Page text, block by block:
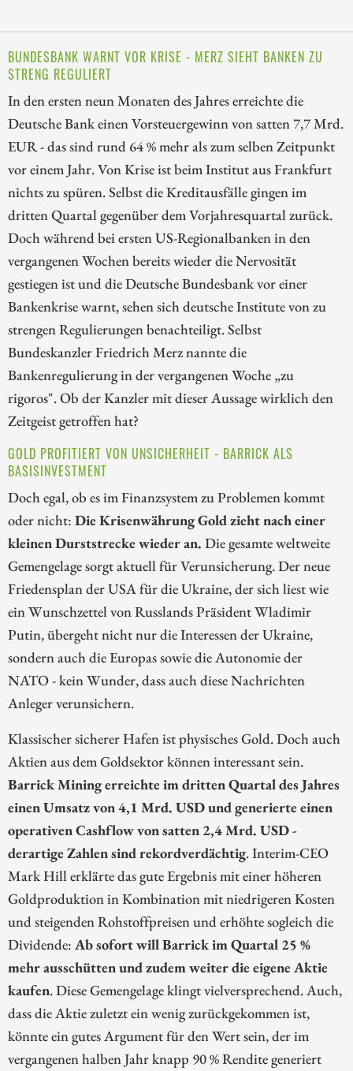
BUNDESBANK WARNT VOR KRISE - MERZ SIEHT BANKEN ZU
STRENG REGULIERT
In den ersten neun Monaten des Jahres erreichte die
Deutsche Bank einen Vorsteuergewinn von satten 7,7 Mrd.
EUR - das sind rund 64 % mehr als zum selben Zeitpunkt
vor einem Jahr. Von Krise ist beim Institut aus Frankfurt
nichts zu spüren. Selbst die Kreditausfälle gingen im
dritten Quartal gegenüber dem Vorjahresquartal zurück.
Doch während bei ersten US-Regionalbanken in den
vergangenen Wochen bereits wieder die Nervosität
gestiegen ist und die Deutsche Bundesbank vor einer
Bankenkrise warnt, sehen sich deutsche Institute von zu
strengen Regulierungen benachteiligt. Selbst
Bundeskanzler Friedrich Merz nannte die
Bankenregulierung in der vergangenen Woche „zu
rigoros". Ob der Kanzler mit dieser Aussage wirklich den
Zeitgeist getroffen hat?
GOLD PROFITIERT VON UNSICHERHEIT - BARRICK ALS
BASISINVESTMENT
Doch egal, ob es im Finanzsystem zu Problemen kommt
oder nicht: Die Krisenwährung Gold zieht nach einer
kleinen Durststrecke wieder an. Die gesamte weltweite
Gemengelage sorgt aktuell für Verunsicherung. Der neue
Friedensplan der USA für die Ukraine, der sich liest wie
ein Wunschzettel von Russlands Präsident Wladimir
Putin, übergeht nicht nur die Interessen der Ukraine,
sondern auch die Europas sowie die Autonomie der
NATO - kein Wunder, dass auch diese Nachrichten
Anleger verunsichern.
Klassischer sicherer Hafen ist physisches Gold. Doch auch
Aktien aus dem Goldsektor können interessant sein.
Barrick Mining erreichte im dritten Quartal des Jahres
einen Umsatz von 4,1 Mrd. USD und generierte einen
operativen Cashflow von satten 2,4 Mrd. USD -
derartige Zahlen sind rekordverdächtig. Interim-CEO
Mark Hill erklärte das gute Ergebnis mit einer höheren
Goldproduktion in Kombination mit niedrigeren Kosten
und steigenden Rohstoffpreisen und erhöhte sogleich die
Dividende: Ab sofort will Barrick im Quartal 25 %
mehr ausschütten und zudem weiter die eigene Aktie
kaufen. Diese Gemengelage klingt vielversprechend. Auch,
dass die Aktie zuletzt ein wenig zurückgekommen ist,
könnte ein gutes Argument für den Wert sein, der im
vergangenen halben Jahr knapp 90 % Rendite generiert